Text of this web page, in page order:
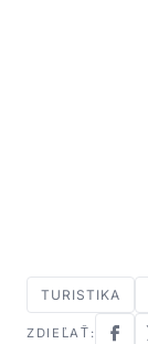
TURISTIKA
ZDIEĽAŤ: